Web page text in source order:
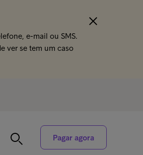
e-mail ou SMS.
ver se tem um caso
Pagar agora